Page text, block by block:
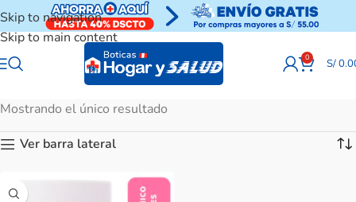
Skip to navigation
Skip to main content
0 S/
Mostrando el único resultado
Ver barra lateral